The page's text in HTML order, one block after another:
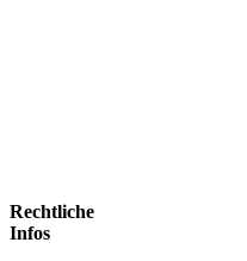
Rechtliche
Infos